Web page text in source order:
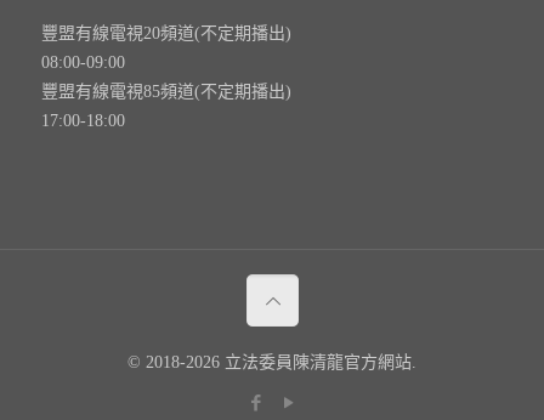
豐盟有線電視20頻道(不定期播出)
08:00-09:00
豐盟有線電視85頻道(不定期播出)
17:00-18:00
© 2018-2026 立法委員陳清龍官方網站.